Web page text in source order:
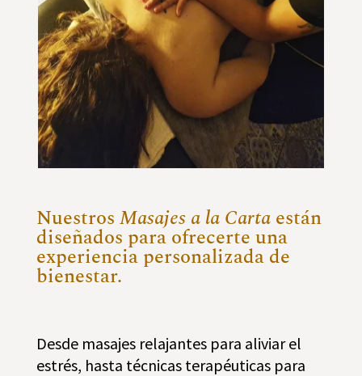
NuestrosMasajes a la Cartaestán
diseñados para ofrecerte una
experiencia personalizada de
bienestar.
Desde masajes relajantes para aliviar el
estrés, hasta técnicas terapéuticas para